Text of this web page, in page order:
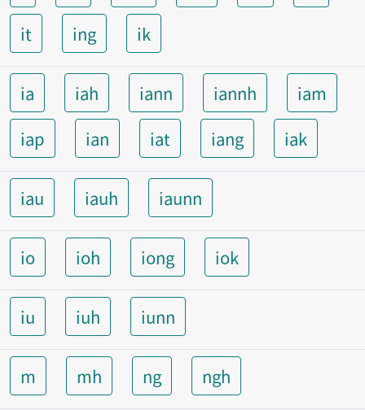
it
ing ik
ia iah iann iannh
iam
iap
ian iat iang iak
iau iauh iaunn
io ioh iong iok
iu iuh iunn
m mh ng ngh